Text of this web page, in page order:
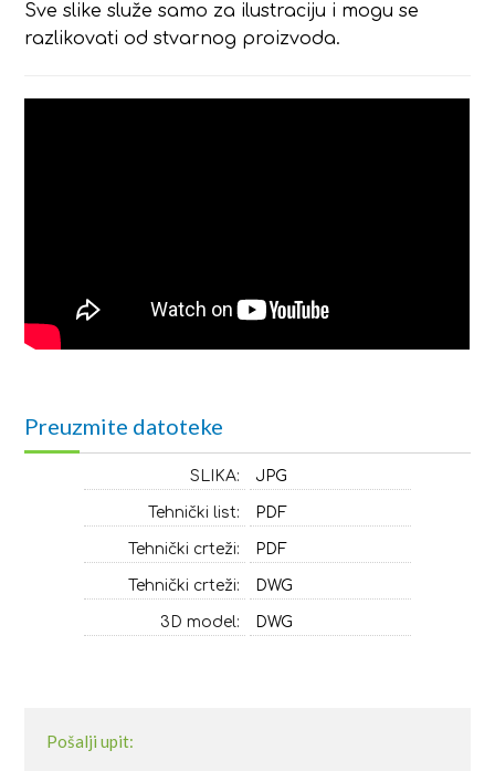
Sve slike služe samo za ilustraciju i mogu se
razlikovati od stvarnog proizvoda.
Preuzmite datoteke
SLIKA: JPG
Tehnički list: PDF
Tehnički crteži: PDF
Tehnički crteži: DWG
3D model: DWG
Pošalji upit: